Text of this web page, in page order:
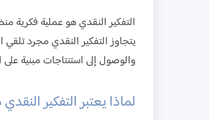
التفكير النقدي هو عملية فكرية
يتجاوز التفكير النقدي مجرد
والوصول إلى استنتاجات مبنية
لماذا يعتبر التفكير